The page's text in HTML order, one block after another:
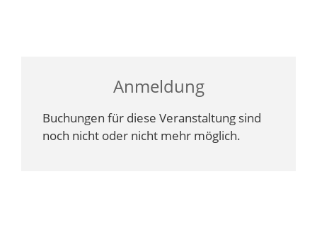
Anmeldung
Buchungen für diese Veranstaltung sind
noch nicht oder nicht mehr möglich.